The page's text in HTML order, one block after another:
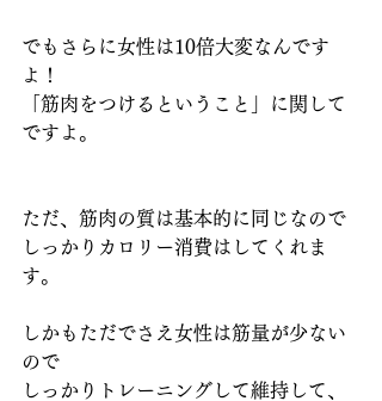
でもさらに女性は10倍大変なんです
よ！
「筋肉をつけるということ」に関して
ですよ。
ただ、筋肉の質は基本的に同じなので
しっかりカロリー消費はしてくれま
す。
しかもただでさえ女性は筋量が少ない
ので
しっかりトレーニングして維持して、